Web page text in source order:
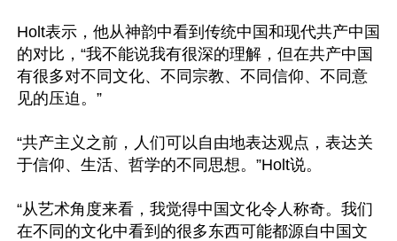
Holt表示，他从神韵中看到传统中国和现代共产中国
的对比，“我不能说我有很深的理解，但在共产中国
有很多对不同文化、不同宗教、不同信仰、不同意
见的压迫。”
“共产主义之前，人们可以自由地表达观点，表达关
于信仰、生活、哲学的不同思想。”Holt说。
“从艺术角度来看，我觉得中国文化令人称奇。我们
在不同的文化中看到的很多东西可能都源自中国文